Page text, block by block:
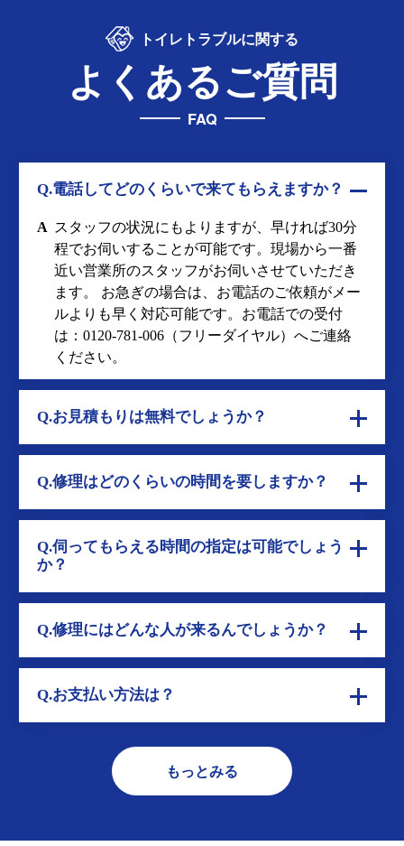
トイレトラブルに関する
よくあるご質問
FAQ
Q.電話してどのくらいで来てもらえますか？
A スタッフの状況にもよりますが、早ければ30分
程でお伺いすることが可能です。現場から一番
近い営業所のスタッフがお伺いさせていただき
ます。 お急ぎの場合は、お電話のご依頼がメー
ルよりも早く対応可能です。お電話での受付
は： 0120-781-006 （フリーダイヤル）へご連絡
ください。
Q.お見積もりは無料でしょうか？
Q.修理はどのくらいの時間を要しますか？
Q.伺ってもらえる時間の指定は可能でしょう
か？
Q.修理にはどんな人が来るんでしょうか？
Q.お支払い方法は？
もっとみる